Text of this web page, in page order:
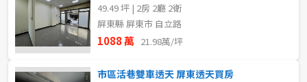
49.49 坪 | 2房 2廳 2衛
屏東縣 屏東市 自立路
1088 萬 21.98萬/坪
市區活巷雙車透天 屏東透天買房